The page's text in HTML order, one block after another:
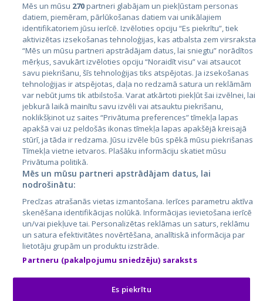
Страны
Эстония
Латвия
Литва
City24.lv
City24.ee
GetaPro.lv
GetaPro.ee
Skelbiu.lt
Autoplius.lt
Aruodas.lt
CVbankas.lt
Kainos.lt
Paslaugos.lt
auto24.ee
Osta.ee
KuldneBörs.ee
Mēs un mūsu 270partneri glabājam un piekļūstam personas
datiem, piemēram, pārlūkošanas datiem vai unikālajiem
identifikatoriem jūsu ierīcē. Izvēloties opciju “Es piekrītu”, tiek
aktivizētas izsekošanas tehnoloģijas, kas atbalsta zem virsraksta
“Mēs un mūsu partneri apstrādājam datus, lai sniegtu” norādītos
mērķus, savukārt izvēloties opciju “Noraidīt visu” vai atsaucot
savu piekrišanu, šīs tehnoloģijas tiks atspējotas. Ja izsekošanas
tehnoloģijas ir atspējotas, daļa no redzamā satura un reklāmām
var nebūt jums tik atbilstoša. Varat atkārtoti piekļūt šai izvēlnei, lai
jebkurā laikā mainītu savu izvēli vai atsauktu piekrišanu,
noklikšķinot uz saites “Privātuma preferences” tīmekļa lapas
apakšā vai uz peldošās ikonas tīmekļa lapas apakšējā kreisajā
stūrī, ja tāda ir redzama. Jūsu izvēle būs spēkā mūsu piekrišanas
Tīmekļa vietne ietvaros. Plašāku informāciju skatiet mūsu
Privātuma politikā.
Mēs un mūsu partneri apstrādājam datus, lai
nodrošinātu:
Precīzas atrašanās vietas izmantošana. Ierīces parametru aktīva
skenēšana identifikācijas nolūkā. Informācijas ievietošana ierīcē
un/vai piekļuve tai. Personalizētas reklāmas un saturs, reklāmu
un satura efektivitātes novērtēšana, analītiskā informācija par
lietotāju grupām un produktu izstrāde.
Partneru (pakalpojumu sniedzēju) saraksts
Es piekrītu